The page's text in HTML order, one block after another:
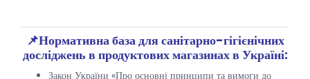
📌Нормативна база для санітарно-гігієнічних
досліджень в продуктових магазинах в Україні:
Закон України «Про основні принципи та вимоги до